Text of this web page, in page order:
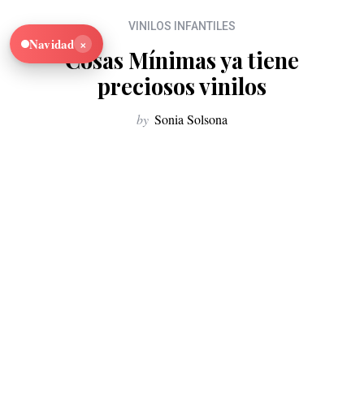
VINILOS INFANTILES
Cosas Mínimas ya tiene
preciosos vinilos
by Sonia Solsona
Navidad ×